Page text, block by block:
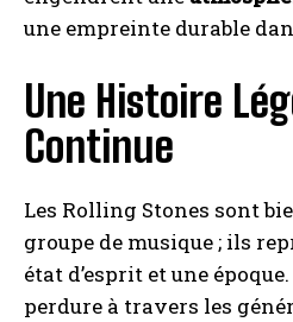
une empreinte durable
Une Histoire
Continue
Les Rolling Stones sont
groupe de musique ; ils
état d’esprit et une
perdure à travers les